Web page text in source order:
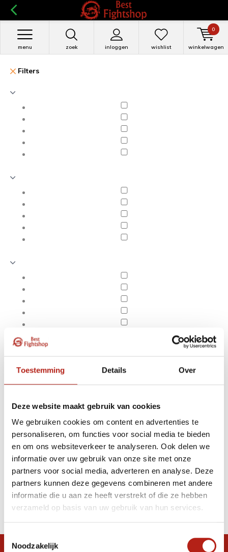
Toestemming Details Over
Deze website maakt gebruik van cookies
We gebruiken cookies om content en advertenties te
personaliseren, om functies voor social media te bieden
en om ons websiteverkeer te analyseren. Ook delen we
informatie over uw gebruik van onze site met onze
partners voor social media, adverteren en analyse. Deze
partners kunnen deze gegevens combineren met andere
informatie die u aan ze heeft verstrekt of die ze hebben
verzameld op basis van uw gebruik van hun services.
Toestemmingsselectie
Noodzakelijk
zoek inloggen
menu wishlist winkelwagen
0
Filters
Apply filters
Producten getagd met
3x Licht Elastische
Bandage - zwart
Producten
Filter